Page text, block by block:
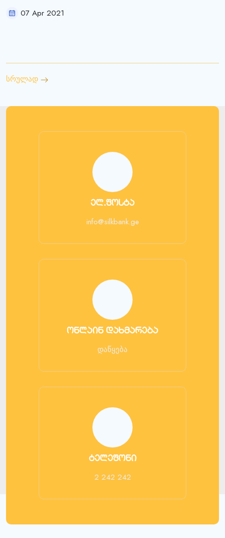
07 Apr 2021
სრულად
ელ.ფოსტა
info@silkbank.ge
ონლაინ დახმარება
დაწყება
ტელეფონი
2 242 242